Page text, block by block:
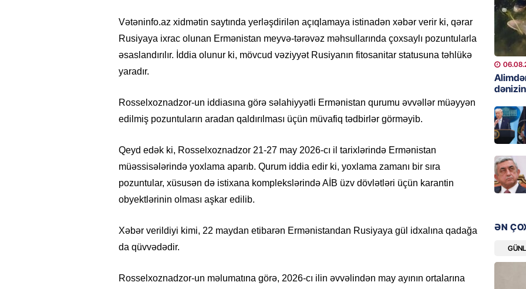
Vətəninfo.az xidmətin saytında yerləşdirilən açıqlamaya istinadən xəbər verir ki, qərar
Rusiyaya ixrac olunan Ermənistan meyvə-tərəvəz məhsullarında çoxsaylı pozuntularla
əsaslandırılır. İddia olunur ki, mövcud vəziyyət Rusiyanın fitosanitar statusuna təhlükə
yaradır.
Rosselxoznadzor-un iddiasına görə səlahiyyətli Ermənistan qurumu əvvəllər müəyyən
edilmiş pozuntuların aradan qaldırılması üçün müvafiq tədbirlər görməyib.
Qeyd edək ki, Rosselxoznadzor 21-27 may 2026-cı il tarixlərində Ermənistan
müəssisələrində yoxlama aparıb. Qurum iddia edir ki, yoxlama zamanı bir sıra
pozuntular, xüsusən də istixana komplekslərində AİB üzv dövlətləri üçün karantin
obyektlərinin olması aşkar edilib.
Xəbər verildiyi kimi, 22 maydan etibarən Ermənistandan Rusiyaya gül idxalına qadağa
da qüvvədədir.
Rosselxoznadzor-un məlumatına görə, 2026-cı ilin əvvəlindən may ayının ortalarına
DÜNYA
Hakan
əl-
GÜNDƏM
GÜNDƏM
ƏN